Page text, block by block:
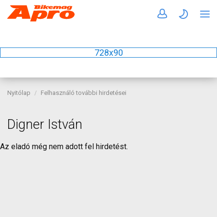
728x90
Nyitólap Felhasználó további hirdetései
Digner István
Az eladó még nem adott fel hirdetést.